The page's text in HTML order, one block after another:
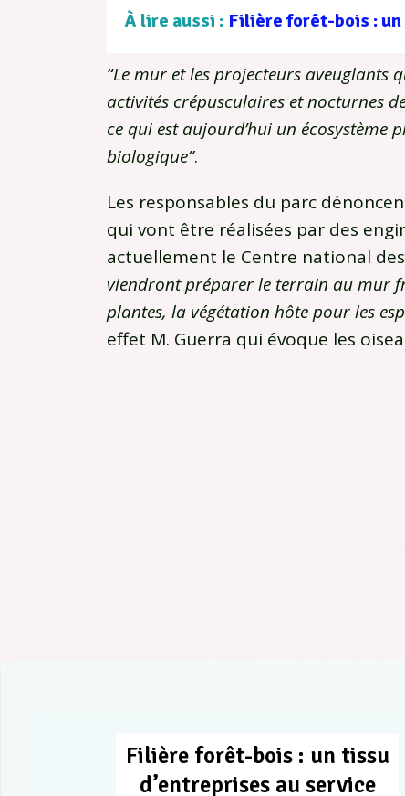
À lire aussi :
“Le mur et les projecteurs aveuglants
activités crépusculaires et nocturnes
ce qui est aujourd’hui un écosystème
biologique”.
Les responsables du parc
qui vont être réalisées par des
actuellement le Centre national
viendront préparer le terrain au mur
plantes, la végétation hôte pour les
effet M. Guerra qui évoque les
Filière forêt-bois : un tissu
d’entreprises au service